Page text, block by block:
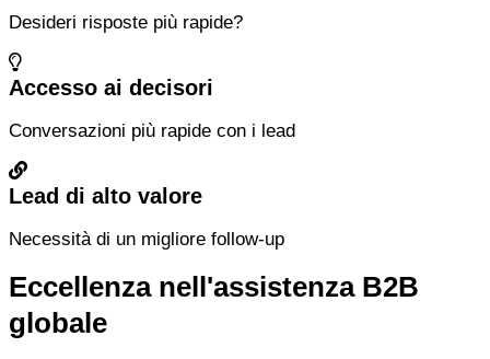
Desideri risposte più rapide?
Accesso ai decisori
Conversazioni più rapide con i lead
Lead di alto valore
Necessità di un migliore follow-up
Eccellenza nell'assistenza B2B
globale